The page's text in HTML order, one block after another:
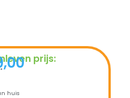
prijs:
huis